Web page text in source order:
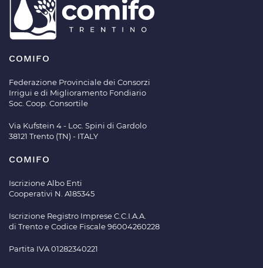
COMIFO
Federazione Provinciale dei Consorzi
Irrigui e di Miglioramento Fondiario
Soc. Coop. Consortile
Via Kufstein 4 - Loc. Spini di Gardolo
38121 Trento (TN) - ITALY
COMIFO
Iscrizione Albo Enti
Cooperativi N. A185345
Iscrizione Registro Imprese C.C.I.A.A.
di Trento e Codice Fiscale 96004260228
Partita IVA 01282340221